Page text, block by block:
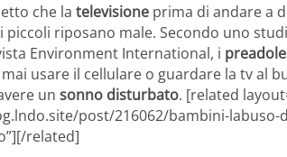
che la televisione prima di andare a
piccoli riposano male. Secondo uno
Environment International, i
mai usare il cellulare o guardare la tv al
un sonno disturbato. [related
post/216062/bambini-
related]